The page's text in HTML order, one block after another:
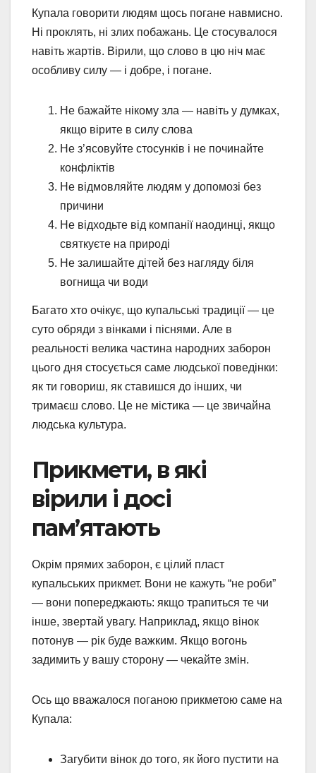
Купала говорити людям щось погане навмисно.
Ні проклять, ні злих побажань. Це стосувалося
навіть жартів. Вірили, що слово в цю ніч має
особливу силу — і добре, і погане.
Не бажайте нікому зла — навіть у думках,
якщо вірите в силу слова
Не з’ясовуйте стосунків і не починайте
конфліктів
Не відмовляйте людям у допомозі без
причини
Не відходьте від компанії наодинці, якщо
святкуєте на природі
Не залишайте дітей без нагляду біля
вогнища чи води
Багато хто очікує, що купальські традиції — це
суто обряди з вінками і піснями. Але в
реальності велика частина народних заборон
цього дня стосується саме людської поведінки:
як ти говориш, як ставишся до інших, чи
тримаєш слово. Це не містика — це звичайна
людська культура.
Прикмети, в які
вірили і досі
пам’ятають
Окрім прямих заборон, є цілий пласт
купальських прикмет. Вони не кажуть “не роби”
— вони попереджають: якщо трапиться те чи
інше, звертай увагу. Наприклад, якщо вінок
потонув — рік буде важким. Якщо вогонь
задимить у вашу сторону — чекайте змін.
Ось що вважалося поганою прикметою саме на
Купала:
Загубити вінок до того, як його пустити на